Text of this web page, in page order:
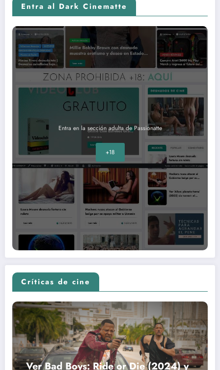
Entra al Dark Cinematte
Entra en la sección adulta de Passionatte
+18
Críticas de cine
Ver Bad Boys: Ride or Die (2024) y